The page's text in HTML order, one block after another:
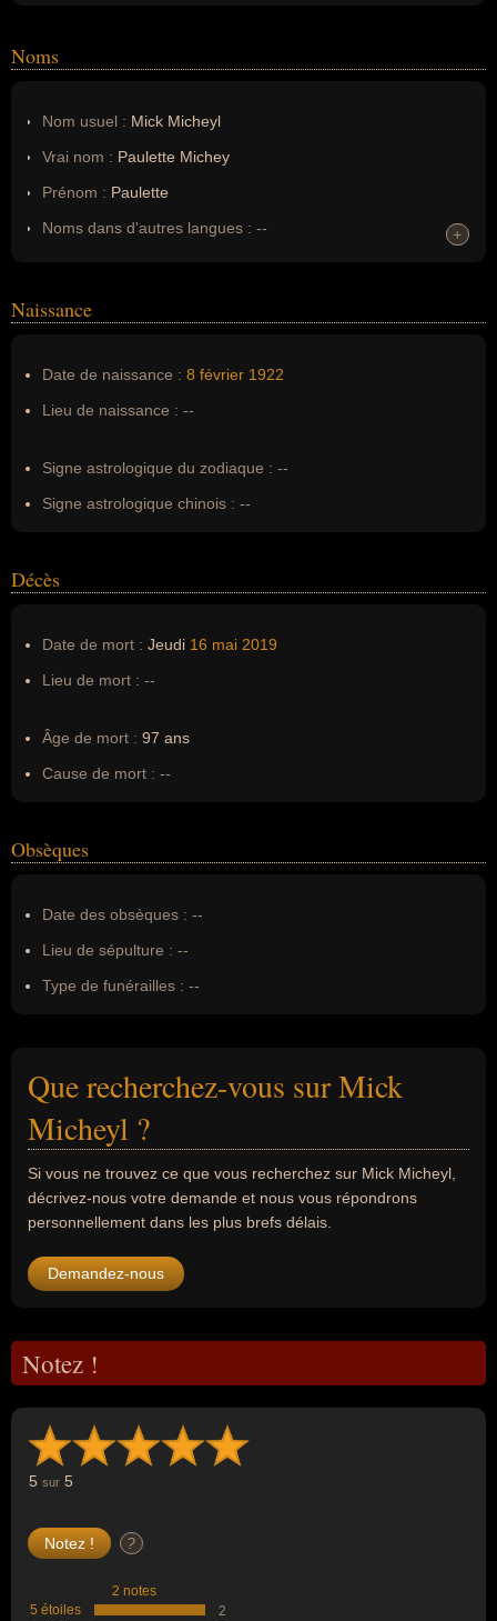
Noms
Nom usuel : Mick Micheyl
Vrai nom : Paulette Michey
Prénom : Paulette
Noms dans d'autres langues : --
Nom de famille :Michey
+
+
Naissance
Date de naissance : 8 février 1922
Lieu de naissance : --
Signe astrologique du zodiaque : --
Signe astrologique chinois : --
Décès
Date de mort : Jeudi 16 mai 2019
Lieu de mort : --
Âge de mort : 97 ans
Cause de mort : --
Obsèques
Date des obsèques : --
Lieu de sépulture : --
Type de funérailles : --
Que recherchez-vous sur Mick
Micheyl ?
Si vous ne trouvez ce que vous recherchez sur Mick Micheyl,
décrivez-nous votre demande et nous vous répondrons
personnellement dans les plus brefs délais.
Demandez-nous
Notez !
5 sur 5
?
2 notes
5 étoiles
2